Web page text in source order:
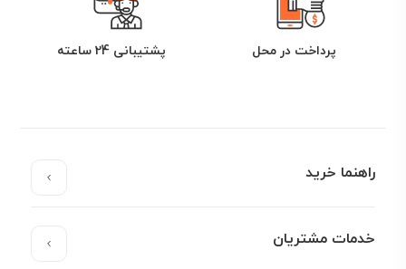
پرداخت در محل پشتیبانی 24 ساعته
راهنما خرید
خدمات مشتریان